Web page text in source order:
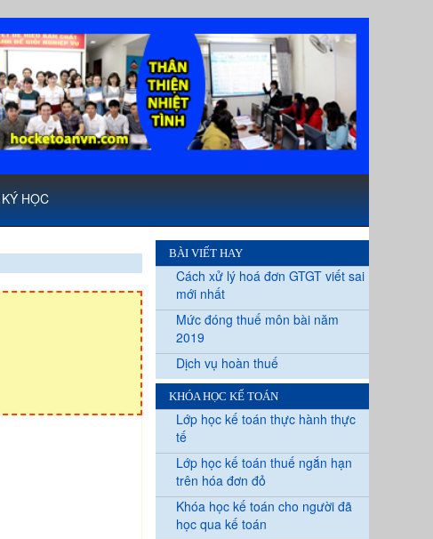
HỌC
BÀI VIẾT HAY
Cách xử lý hoá đơn GTGT viết sai
mới nhất
Mức đóng thuế môn bài năm
2019
Dịch vụ hoàn thuế
KHÓA HỌC KẾ TOÁN
Lớp học kế toán thực hành thực
tế
Lớp học kế toán thuế ngắn hạn
trên hóa đơn đỏ
Khóa học kế toán cho người đã
học qua kế toán